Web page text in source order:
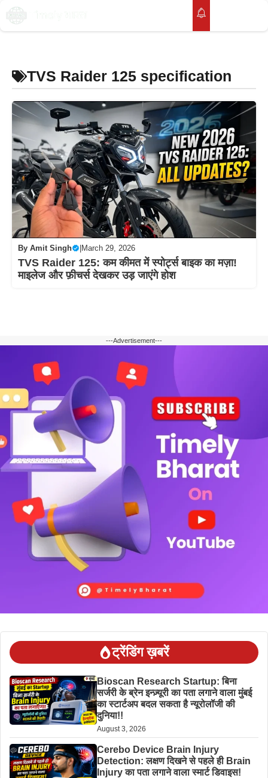
Skip
TVS Raider 125 specification
By Amit Singh March 29, 2026
TVS Raider 125: कम कीमत में स्पोर्ट्स बाइक का मज़ा!
माइलेज और फ़ीचर्स देखकर उड़ जाएंगे होश
---Advertisement---
ट्रेंडिंग ख़बरें
Bioscan Research Startup: बिना
सर्जरी के ब्रेन इन्ज़्यूरी का पता लगाने वाला मुंबई
का स्टार्टअप बदल सकता है न्यूरोलॉजी की
दुनिया!!
August 3, 2026
Cerebo Device Brain Injury
Detection: लक्षण दिखने से पहले ही Brain
Injury का पता लगाने वाला स्मार्ट डिवाइस!